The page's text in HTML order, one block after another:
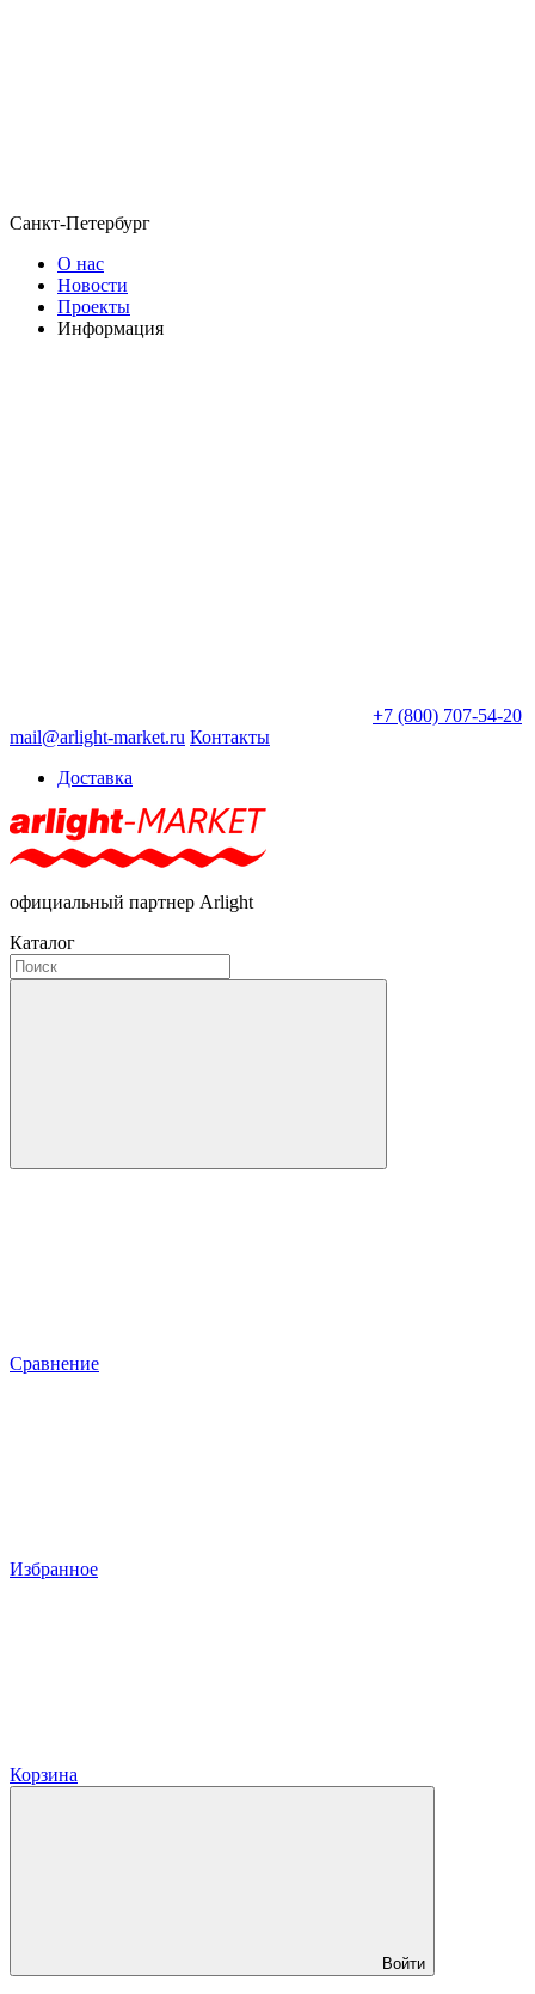
Санкт-Петербург
О нас
Новости
Проекты
Информация
+7 (800) 707-54-20
mail@arlight-market.ru Контакты
Доставка
официальный партнер Arlight
Каталог
Сравнение
Избранное
Корзина
Войти